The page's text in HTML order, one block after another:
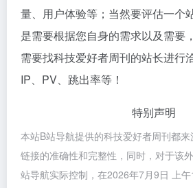
量、用户体验等；当然要评估一个
是需要根据您自身的需求以及需要
需要找科技爱好者周刊的站长进行
IP、PV、跳出率等！
特别声明
本站B站导航提供的科技爱好者周刊都
链接的准确性和完整性，同时，对于该
站导航实际控制，在2026年7月9日 上